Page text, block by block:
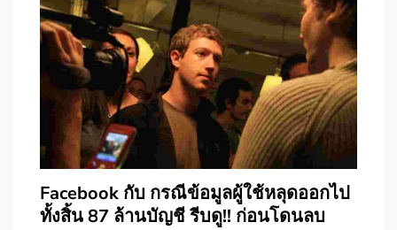
Facebook กับ กรณีข้อมูลผู้ใช้หลุดออกไป
ทั้งสิ้น 87 ล้านบัญชี รีบดู!! ก่อนโดนลบ